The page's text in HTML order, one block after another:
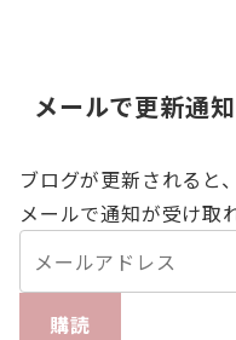
メールで更新通
ブログが更新されると、
メールで通知が受け取
購読